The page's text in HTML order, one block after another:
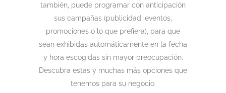
también, puede programar con anticipación
sus campañas (publicidad, eventos,
promociones o lo que prefiera), para que
sean exhibidas automáticamente en la fecha
y hora escogidas sin mayor preocupación.
Descubra estas y muchas más opciones que
tenemos para su negocio.